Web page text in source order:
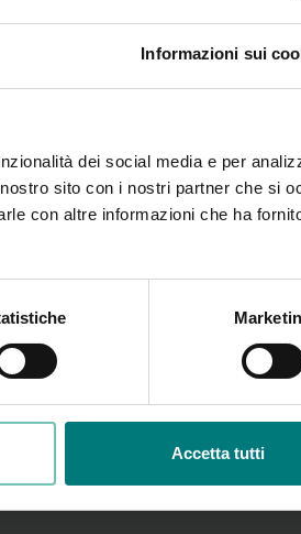
Informazioni sui
dei social media e per
sito con i nostri partner che si
con altre informazioni che ha
Accetta tutti
per Responsabili e Impiegati